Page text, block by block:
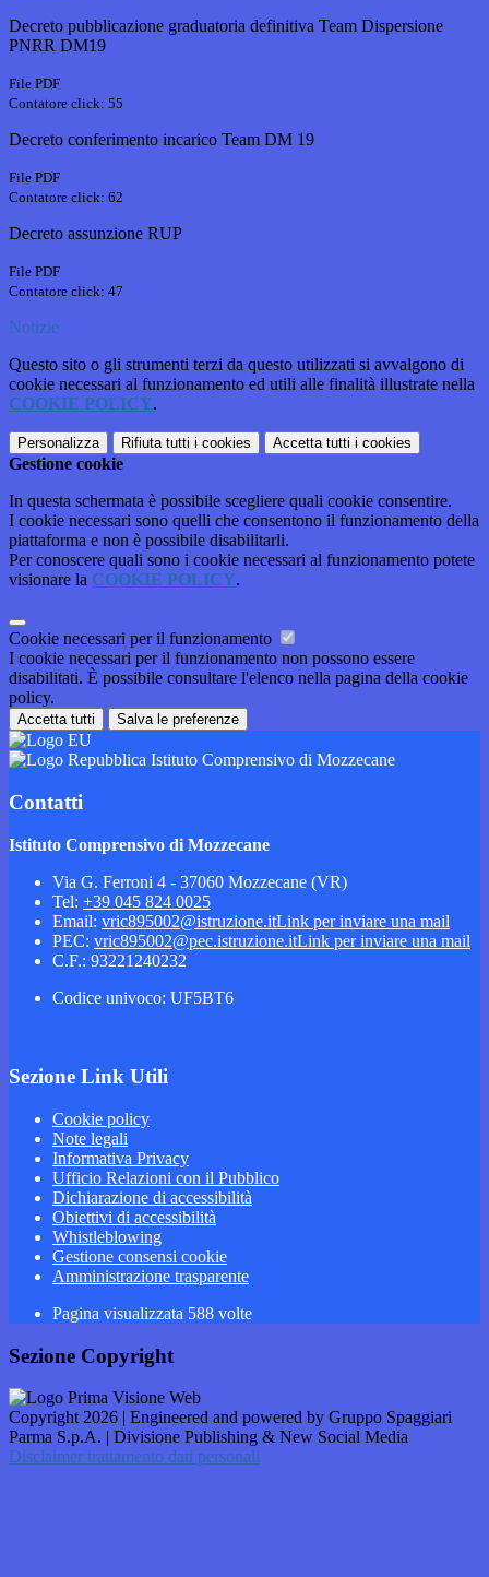
Decreto pubblicazione graduatoria definitiva Team Dispersione
PNRR DM19
File PDF
Contatore click: 55
Decreto conferimento incarico Team DM 19
File PDF
Contatore click: 62
Decreto assunzione RUP
File PDF
Contatore click: 47
Notizie
Questo sito o gli strumenti terzi da questo utilizzati si avvalgono di
cookie necessari al funzionamento ed utili alle finalità illustrate nella
COOKIE POLICY.
Personalizza Rifiuta tutti i cookies Accetta tutti i cookies
Gestione cookie
In questa schermata è possibile scegliere quali cookie consentire.
I cookie necessari sono quelli che consentono il funzionamento della
piattaforma e non è possibile disabilitarli.
Per conoscere quali sono i cookie necessari al funzionamento potete
visionare la COOKIE POLICY.
Cookie necessari per il funzionamento
I cookie necessari per il funzionamento non possono essere
disabilitati. È possibile consultare l'elenco nella pagina della cookie
policy.
Accetta tutti Salva le preferenze
Istituto Comprensivo di Mozzecane
Contatti
Istituto Comprensivo di Mozzecane
Via G. Ferroni 4 - 37060 Mozzecane (VR)
Tel: +39 045 824 0025
Email: vric895002@istruzione.itLink per inviare una mail
PEC: vric895002@pec.istruzione.itLink per inviare una mail
C.F.: 93221240232
Codice univoco: UF5BT6
Sezione Link Utili
Cookie policy
Note legali
Informativa Privacy
Ufficio Relazioni con il Pubblico
Dichiarazione di accessibilità
Obiettivi di accessibilità
Whistleblowing
Gestione consensi cookie
Amministrazione trasparente
Pagina visualizzata 588 volte
Sezione Copyright
Copyright 2026 | Engineered and powered by Gruppo Spaggiari
Parma S.p.A. | Divisione Publishing & New Social Media
Disclaimer trattamento dati personali